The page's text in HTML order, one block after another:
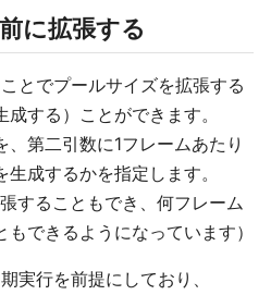
に拡張する
とでプールサイズを拡張する
成する）ことができます。
第二引数に1フレームあたり
成するかを指定します。
することもでき、何フレーム
できるようになっています）
実行を前提にしており、